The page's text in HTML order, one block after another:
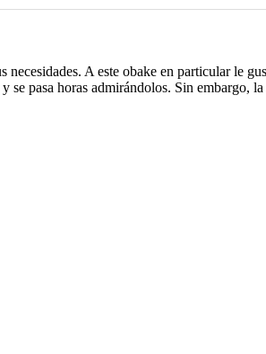
necesidades. A este obake en particular le
pasa horas admirándolos. Sin embargo,